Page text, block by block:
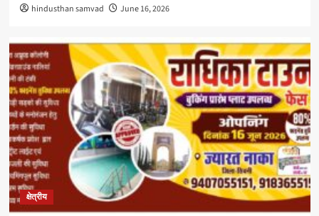
hindusthan samvad June 16, 2026
क्षेत्रीय